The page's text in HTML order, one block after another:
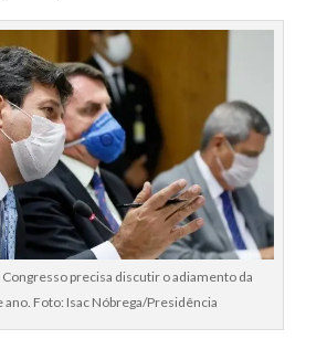
precisa discutir o adiamento da
ano. Foto: Isac Nóbrega/Presidência